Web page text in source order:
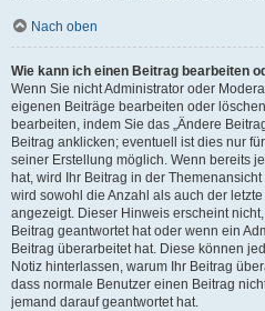
Nach oben
Wie kann ich einen Beitrag bearbeiten
Wenn Sie nicht Administrator oder
eigenen Beiträge bearbeiten oder
bearbeiten, indem Sie das „Ändere
Beitrag anklicken; eventuell ist dies nur
seiner Erstellung möglich. Wenn bereits
hat, wird Ihr Beitrag in der
wird sowohl die Anzahl als auch der
angezeigt. Dieser Hinweis erscheint
Beitrag geantwortet hat oder wenn ein
Beitrag überarbeitet hat. Diese können
Notiz hinterlassen, warum Ihr Beitrag
dass normale Benutzer einen Beitrag
jemand darauf geantwortet hat.